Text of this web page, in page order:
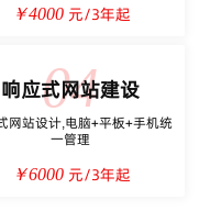
￥4000元/3年起
04
响应式网站建设
网站设计,电脑+平板+手机统
一管理
￥6000元/3年起